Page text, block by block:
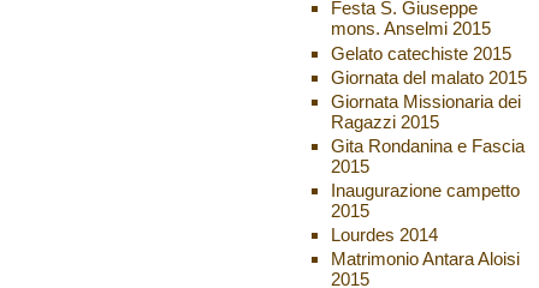
Festa S. Giuseppe
mons. Anselmi 2015
Gelato catechiste 2015
Giornata del malato 2015
Giornata Missionaria dei
Ragazzi 2015
Gita Rondanina e Fascia
2015
Inaugurazione campetto
2015
Lourdes 2014
Matrimonio Antara Aloisi
2015